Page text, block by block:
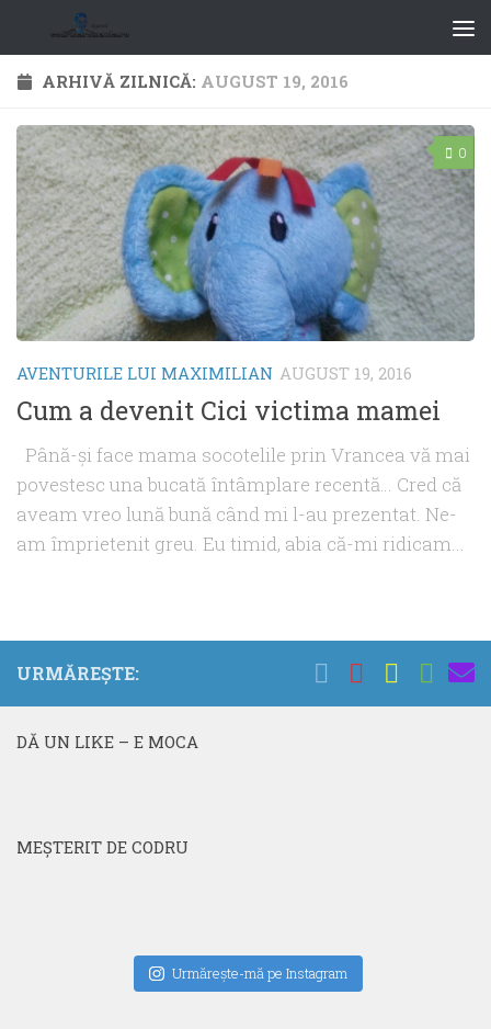
ARHIVĂ ZILNICĂ: AUGUST 19, 2016
0
AVENTURILE LUI MAXIMILIAN AUGUST 19, 2016
Cum a devenit Cici victima mamei
Până-și face mama socotelile prin Vrancea vă mai
povestesc una bucată întâmplare recentă… Cred că
aveam vreo lună bună când mi l-au prezentat. Ne-
am împrietenit greu. Eu timid, abia că-mi ridicam...
URMĂREȘTE:
DĂ UN LIKE – E MOCA
MEŞTERIT DE CODRU
Urmăreşte-mă pe Instagram